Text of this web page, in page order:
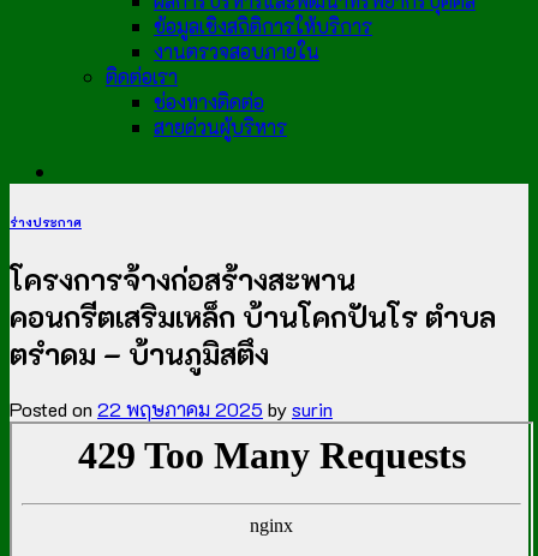
ข้อมูลเชิงสถิติการให้บริการ
งานตรวจสอบภายใน
ติดต่อเรา
ช่องทางติดต่อ
สายด่วนผู้บริหาร
ร่างประกาศ
โครงการจ้างก่อสร้างสะพาน
คอนกรีตเสริมเหล็ก บ้านโคกปันโร ตำบล
ตรำดม – บ้านภูมิสตึง
Posted on 22 พฤษภาคม 2025 bysurin